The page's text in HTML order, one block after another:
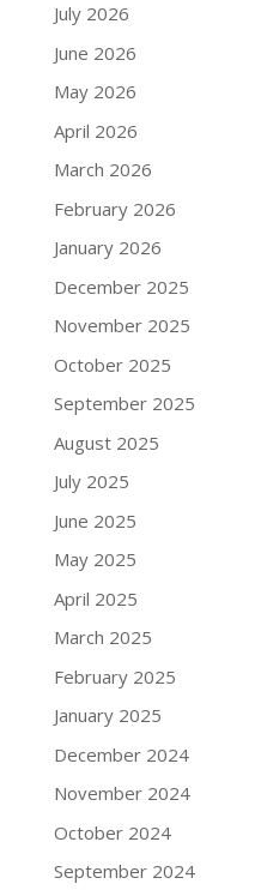
July 2026
June 2026
May 2026
April 2026
March 2026
February 2026
January 2026
December 2025
November 2025
October 2025
September 2025
August 2025
July 2025
June 2025
May 2025
April 2025
March 2025
February 2025
January 2025
December 2024
November 2024
October 2024
September 2024